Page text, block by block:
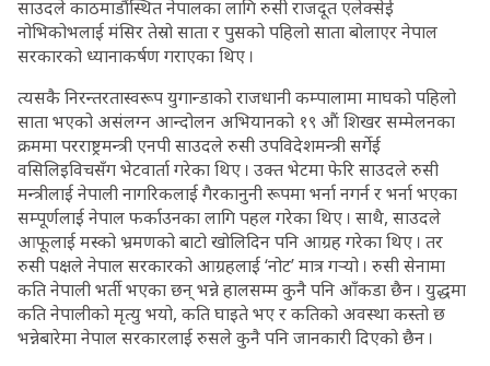
साउदले काठमाडौंस्थित नेपालका लागि रुसी राजदूत एलेक्सेई
नोभिकोभलाई मंसिर तेस्रो साता र पुसको पहिलो साता बोलाएर नेपाल
सरकारको ध्यानाकर्षण गराएका थिए ।
त्यसकै निरन्तरतास्वरूप युगान्डाको राजधानी कम्पालामा माघको पहिलो
साता भएको असंलग्न आन्दोलन अभियानको १९ औं शिखर सम्मेलनका
क्रममा परराष्ट्रमन्त्री एनपी साउदले रुसी उपविदेशमन्त्री सर्गेई
वसिलिइविचसँग भेटवार्ता गरेका थिए । उक्त भेटमा फेरि साउदले रुसी
मन्त्रीलाई नेपाली नागरिकलाई गैरकानुनी रूपमा भर्ना नगर्न र भर्ना भएका
सम्पूर्णलाई नेपाल फर्काउनका लागि पहल गरेका थिए । साथै, साउदले
आफूलाई मस्को भ्रमणको बाटो खोलिदिन पनि आग्रह गरेका थिए । तर
रुसी पक्षले नेपाल सरकारको आग्रहलाई ‘नोट’ मात्र गर्‍यो । रुसी सेनामा
कति नेपाली भर्ती भएका छन् भन्ने हालसम्म कुनै पनि आँकडा छैन । युद्धमा
कति नेपालीको मृत्यु भयो, कति घाइते भए र कतिको अवस्था कस्तो छ
भन्नेबारेमा नेपाल सरकारलाई रुसले कुनै पनि जानकारी दिएको छैन ।